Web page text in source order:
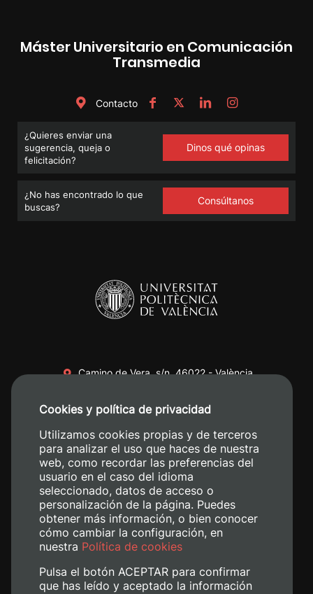
Máster Universitario en Comunicación
Transmedia
Contacto
¿Quieres enviar una
sugerencia, queja o
felicitación?
Dinos qué opinas
¿No has encontrado lo que
buscas?
Consúltanos
Camino de Vera, s/n. 46022 - València
+34 620 04 00 50
Cookies y política de privacidad
Utilizamos cookies propias y de terceros
para analizar el uso que haces de nuestra
web, como recordar las preferencias del
usuario en el caso del idioma
seleccionado, datos de acceso o
personalización de la página. Puedes
obtener más información, o bien conocer
cómo cambiar la configuración, en
nuestra Política de cookies
Pulsa el botón ACEPTAR para confirmar
que has leído y aceptado la información